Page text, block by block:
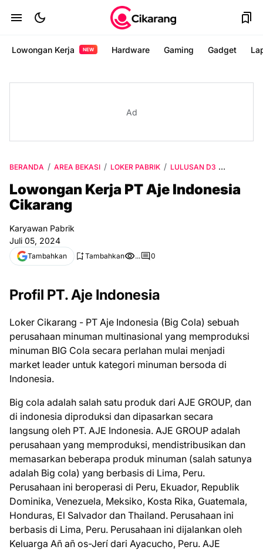
Lowongan Kerja NEW Hardware Gaming Gadget
Ad
BERANDA AREA BEKASI LOKER PABRIK LULUSAN D3
Lowongan Kerja PT Aje Indonesia
Cikarang
Karyawan Pabrik
Juli 05, 2024
Tambahkan Tambahkan ... 0
Profil PT. Aje Indonesia
Loker Cikarang - PT Aje Indonesia (Big Cola) sebuah
perusahaan minuman multinasional yang memproduksi
minuman BIG Cola secara perlahan mulai menjadi
market leader untuk kategori minuman bersoda di
Indonesia.
Big cola adalah salah satu produk dari AJE GROUP, dan
di indonesia diproduksi dan dipasarkan secara
langsung oleh PT. AJE Indonesia. AJE GROUP adalah
perusahaan yang memproduksi, mendistribusikan dan
memasarkan beberapa produk minuman (salah satunya
adalah Big cola) yang berbasis di Lima, Peru.
Perusahaan ini beroperasi di Peru, Ekuador, Republik
Dominika, Venezuela, Meksiko, Kosta Rika, Guatemala,
Honduras, El Salvador dan Thailand. Perusahaan ini
berbasis di Lima, Peru. Perusahaan ini dijalankan oleh
Keluarga Añ añ os-Jerí dari Ayacucho, Peru. AJE